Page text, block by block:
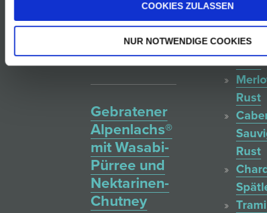
COOKIES ZULASSEN
NUR NOTWENDIGE COOKIES
geschmorten
Balsamico-
Tomaten
Gebratener
Alpenlachs®
mit Wasabi-
Pürree und
Nektarinen-
Chutney
Rust
Rust
Rust
Rust